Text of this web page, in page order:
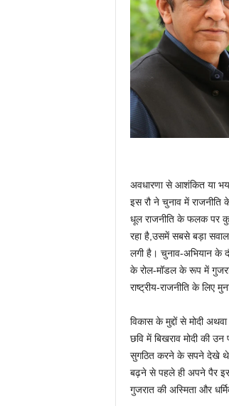
अवधारणा से आशंकित या
इस रौ ने चुनाव में
धूल राजनीति के फलक पर
रहा है,उसमें सबसे बड़ा
लगी है। चुनाव-अभियान के
के रोल-मॉडल के रूप में
राष्ट्रीय-राजनीति के लिए
विकास के मुद्दों से मोदी
छवि में बिखराव मोदी की
सुगठित करने के सपने देखे थे।
बढ़ने से पहले ही अपने पैर
गुजरात की अस्मिता और